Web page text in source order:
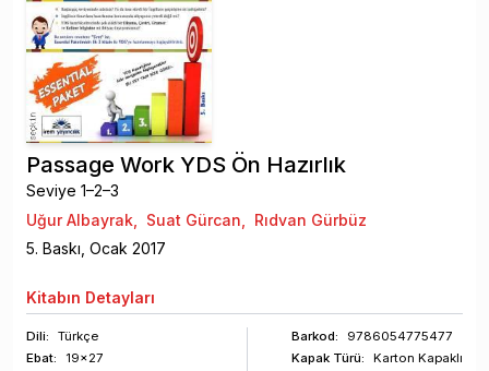
Passage Work YDS Ön Hazırlık
Seviye 1–2–3
Uğur Albayrak, Suat Gürcan, Rıdvan Gürbüz
5. Baskı, Ocak 2017
Kitabın Detayları
Dili:
Türkçe
Ebat:
19x27
Barkod:
9786054775477
Kapak Türü:
Karton Kapaklı